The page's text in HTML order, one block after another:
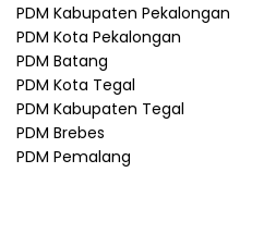
PDM Kabupaten Pekalongan
PDM Kota Pekalongan
PDM Batang
PDM Kota Tegal
PDM Kabupaten Tegal
PDM Brebes
PDM Pemalang